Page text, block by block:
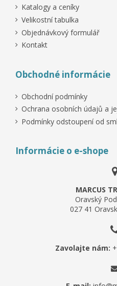
Katalogy a ceníky
Velikostní tabulka
Objednávkový formulář
Kontakt
Obchodné informácie
Obchodní podmínky
Ochrana osobních údajů a
Podmínky odstoupení od
Informácie o e-shope
MARCUS
Oravský
027 41
Zavolajte nám: